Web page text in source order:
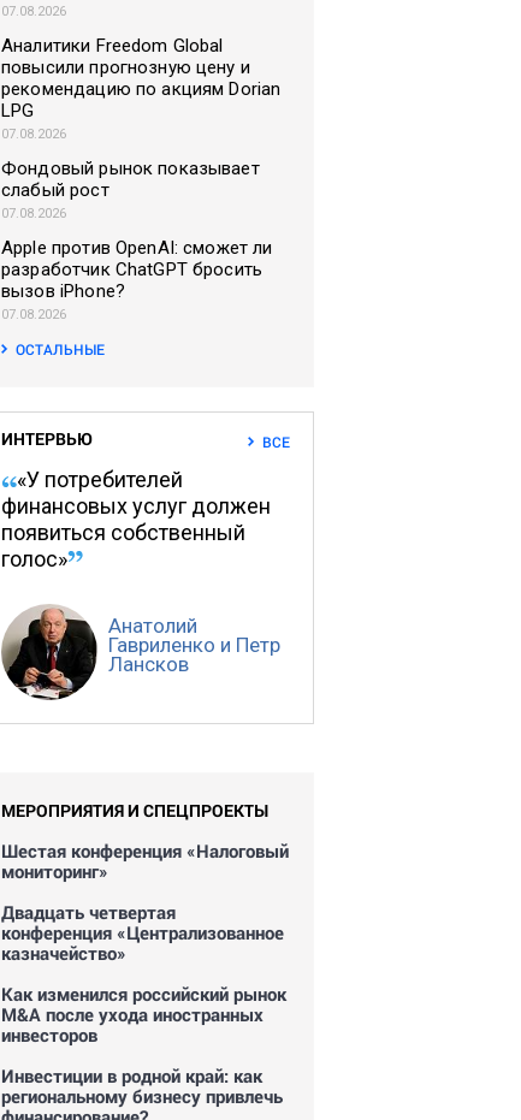
07.08.2026
Аналитики Freedom Global
повысили прогнозную цену и
рекомендацию по акциям Dorian
LPG
07.08.2026
Фондовый рынок показывает
слабый рост
07.08.2026
Apple против OpenAI: сможет ли
разработчик ChatGPT бросить
вызов iPhone?
07.08.2026
ОСТАЛЬНЫЕ
ИНТЕРВЬЮ ВСЕ
«У потребителей
финансовых услуг должен
появиться собственный
голос»
Анатолий
Гавриленко и Петр
Лансков
МЕРОПРИЯТИЯ И СПЕЦПРОЕКТЫ
Шестая конференция «Налоговый
мониторинг»
Двадцать четвертая
конференция «Централизованное
казначейство»
Как изменился российский рынок
M&A после ухода иностранных
инвесторов
Инвестиции в родной край: как
региональному бизнесу привлечь